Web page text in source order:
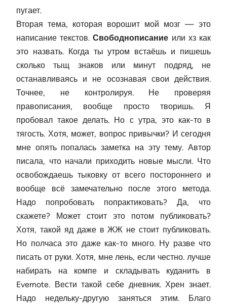
пугает.
Вторая тема, которая ворошит мой мозг — это
написание текстов.Свободнописание или хз как
это назвать. Когда ты утром встаёшь и пишешь
сколько тыщ знаков или минут подряд, не
останавливаясь и не осознавая свои действия.
Точнее, не контролируя. Не проверяя
правописания, вообще просто творишь. Я
пробовал такое делать. Но с утра, это как-то в
тягость. Хотя, может, вопрос привычки? И сегодня
мне опять попалась заметка на эту тему. Автор
писала, что начали приходить новые мысли. Что
освобождаешь тыковку от всего постороннего и
вообще всё замечательно после этого метода.
Надо попробовать попрактиковать? Да, что
скажете? Может стоит это потом публиковать?
Хотя, такой яд даже в ЖЖ не стоит публиковать.
Но полчаса это даже как-то много. Ну разве что
писать от руки. Хотя, мне лень, если честно. лучше
набирать на компе и складывать куданить в
Evernote. Вести такой себе дневник. Хрен знает.
Надо недельку-другую заняться этим. Благо